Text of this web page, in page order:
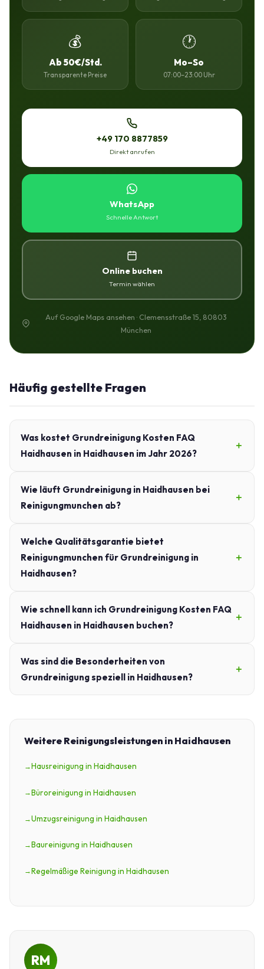
💰
Ab 50€/Std.
Transparente Preise
🕐
Mo–So
07:00–23:00 Uhr
+49 170 8877859
Direkt anrufen
WhatsApp
Schnelle Antwort
Online buchen
Termin wählen
Auf Google Maps ansehen · Clemensstraße 15, 80803
München
Häufig gestellte Fragen
Was kostet Grundreinigung Kosten FAQ
Haidhausen in Haidhausen im Jahr 2026?
Wie läuft Grundreinigung in Haidhausen bei
Reinigungmunchen ab?
Welche Qualitätsgarantie bietet
Reinigungmunchen für Grundreinigung in
Haidhausen?
Wie schnell kann ich Grundreinigung Kosten FAQ
Haidhausen in Haidhausen buchen?
Was sind die Besonderheiten von
Grundreinigung speziell in Haidhausen?
Weitere Reinigungsleistungen in Haidhausen
Hausreinigung in Haidhausen
Büroreinigung in Haidhausen
Umzugsreinigung in Haidhausen
Baureinigung in Haidhausen
Regelmäßige Reinigung in Haidhausen
RM